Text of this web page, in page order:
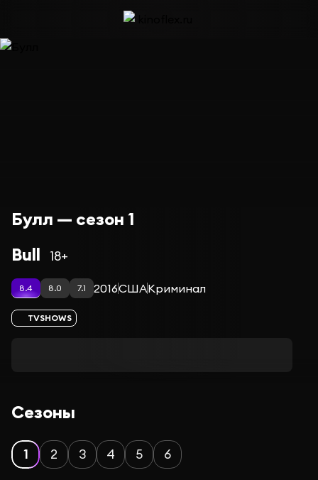
Булл — сезон 1
Bull
18+
8.4 8.0 7.1 2016СШАКриминал
TVSHOWS
Сезоны
1 2 3 4 5 6